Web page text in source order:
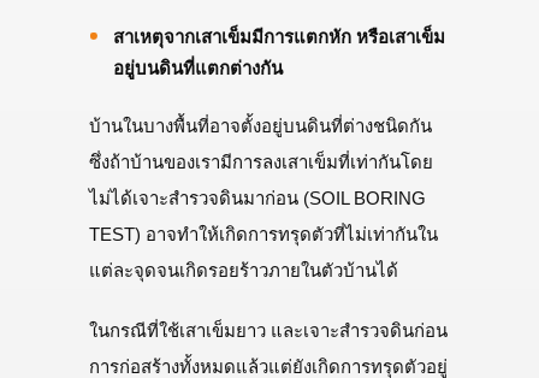
สาเหตุจากเสาเข็มมีการแตกหัก หรือเสาเข็ม
อยู่บนดินที่แตกต่างกัน
บ้านในบางพื้นที่อาจตั้งอยู่บนดินที่ต่างชนิดกัน
ซึ่งถ้าบ้านของเรามีการลงเสาเข็มที่เท่ากันโดย
ไม่ได้เจาะสำรวจดินมาก่อน (SOIL BORING
TEST) อาจทำให้เกิดการทรุดตัวที่ไม่เท่ากันใน
แต่ละจุดจนเกิดรอยร้าวภายในตัวบ้านได้
ในกรณีที่ใช้เสาเข็มยาว และเจาะสำรวจดินก่อน
การก่อสร้างทั้งหมดแล้วแต่ยังเกิดการทรุดตัวอยู่